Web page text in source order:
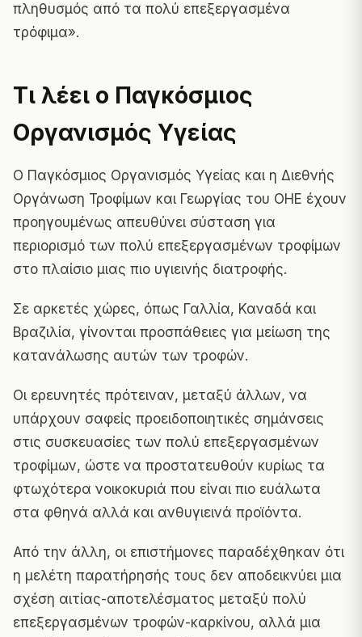
πληθυσμός από τα πολύ επεξεργασμένα
τρόφιμα».
Τι λέει ο Παγκόσμιος
Οργανισμός Υγείας
Ο Παγκόσμιος Οργανισμός Υγείας και η Διεθνής
Οργάνωση Τροφίμων και Γεωργίας του ΟΗΕ έχουν
προηγουμένως απευθύνει σύσταση για
περιορισμό των πολύ επεξεργασμένων τροφίμων
στο πλαίσιο μιας πιο υγιεινής διατροφής.
Σε αρκετές χώρες, όπως Γαλλία, Καναδά και
Βραζιλία, γίνονται προσπάθειες για μείωση της
κατανάλωσης αυτών των τροφών.
Οι ερευνητές πρότειναν, μεταξύ άλλων, να
υπάρχουν σαφείς προειδοποιητικές σημάνσεις
στις συσκευασίες των πολύ επεξεργασμένων
τροφίμων, ώστε να προστατευθούν κυρίως τα
φτωχότερα νοικοκυριά που είναι πιο ευάλωτα
στα φθηνά αλλά και ανθυγιεινά προϊόντα.
Από την άλλη, οι επιστήμονες παραδέχθηκαν ότι
η μελέτη παρατήρησής τους δεν αποδεικνύει μια
σχέση αιτίας-αποτελέσματος μεταξύ πολύ
επεξεργασμένων τροφών-καρκίνου, αλλά μια